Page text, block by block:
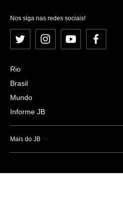
Nos siga nas redes sociais!
Twitter InstagramYouTubeFacebook
Rio
Brasil
Mundo
Informe JB
Mais do JB
Esportes